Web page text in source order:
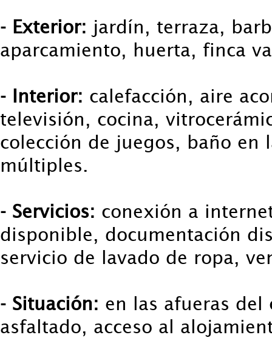
- Exterior: jardín, terraza,
aparcamiento, huerta, finca
- Interior: calefacción, aire
televisión, cocina,
colección de juegos, baño en
múltiples.
- Servicios: conexión a
disponible, documentación
servicio de lavado de ropa,
- Situación: en las afueras del
asfaltado, acceso al